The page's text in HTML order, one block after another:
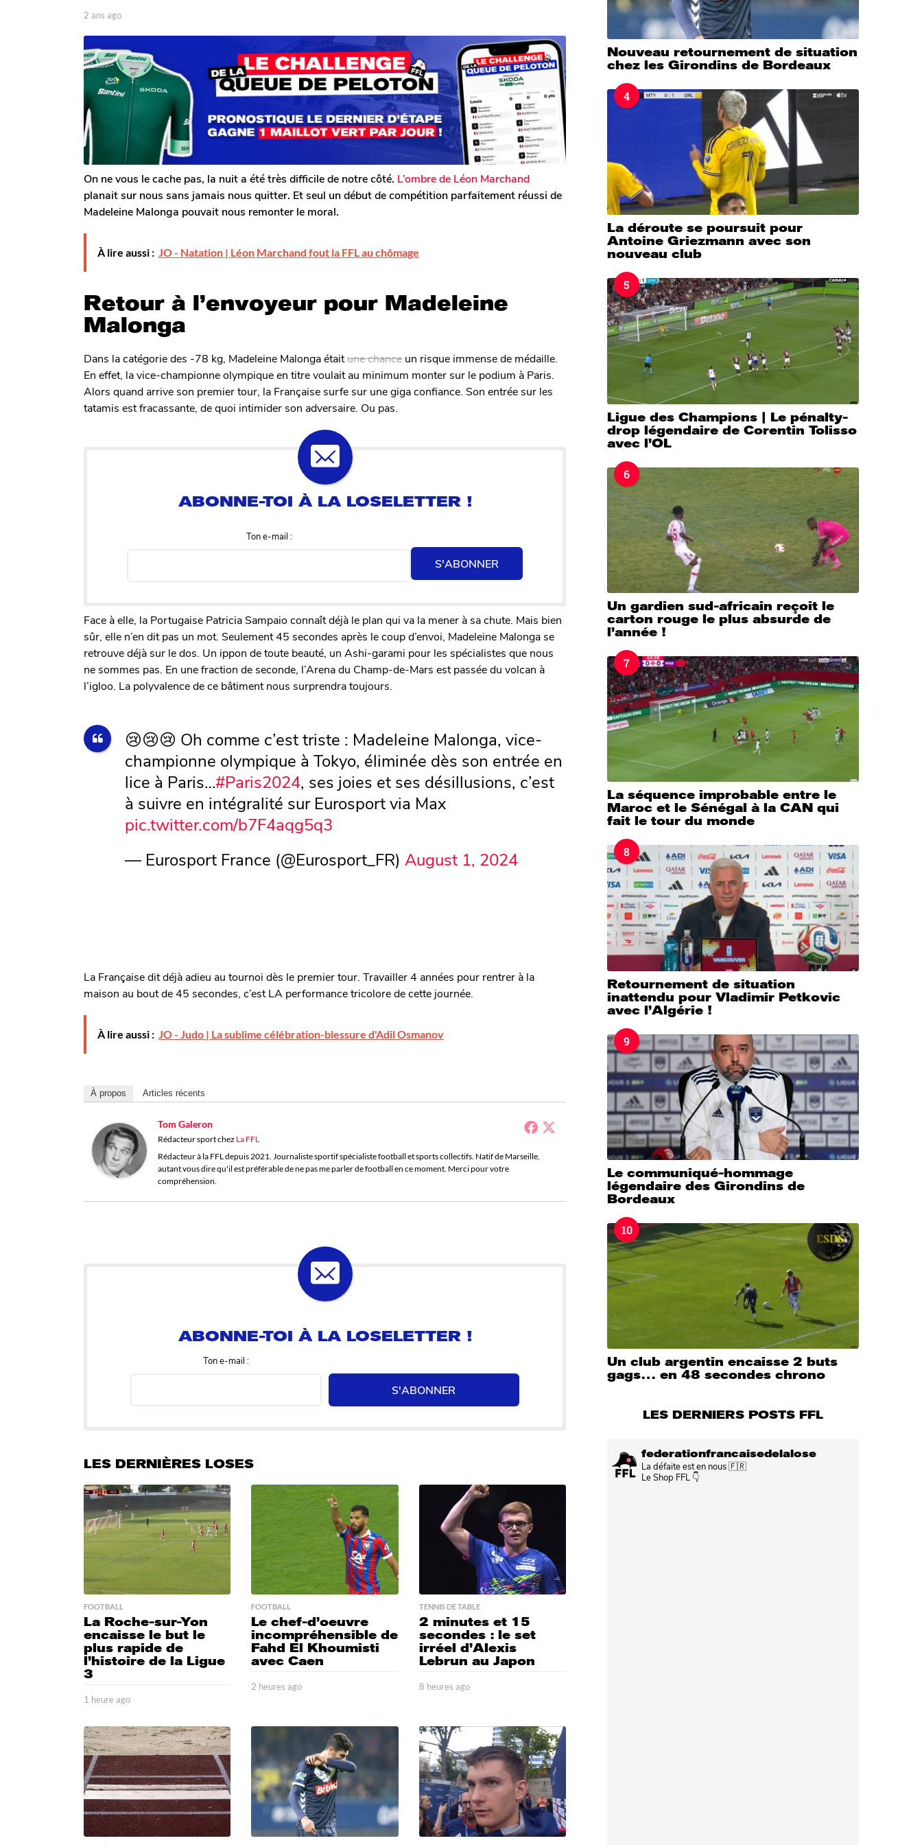
2
n
s
a
g
o
p
r
T
o
m
G
a
l
e
r
o
n
2 ans ago
s
a
o
On ne vous le cache pas, la nuit a été très difficile de notre côté. L’ombre de Léon Marchand
planait sur nous sans jamais nous quitter. Et seul un début de compétition parfaitement réussi de
Madeleine Malonga pouvait nous remonter le moral.
À lire aussi : JO - Natation | Léon Marchand fout la FFL au chômage
Retour à l’envoyeur pour Madeleine
Malonga
Dans la catégorie des -78 kg, Madeleine Malonga étaitune chance un risque immense de médaille.
En effet, la vice-championne olympique en titre voulait au minimum monter sur le podium à Paris.
Alors quand arrive son premier tour, la Française surfe sur une giga confiance. Son entrée sur les
tatamis est fracassante, de quoi intimider son adversaire. Ou pas.
Ton e-mail :
S'ABONNER
Face à elle, la Portugaise Patricia Sampaio connaît déjà le plan qui va la mener à sa chute. Mais bien
sûr, elle n’en dit pas un mot. Seulement 45 secondes après le coup d’envoi, Madeleine Malonga se
retrouve déjà sur le dos. Un ippon de toute beauté, un Ashi-garami pour les spécialistes que nous
ne sommes pas. En une fraction de seconde, l’Arena du Champ-de-Mars est passée du volcan à
l’igloo. La polyvalence de ce bâtiment nous surprendra toujours.
😢😢😢 Oh comme c’est triste : Madeleine Malonga, vice-
championne olympique à Tokyo, éliminée dès son entrée en
lice à Paris…#Paris2024, ses joies et ses désillusions, c’est
à suivre en intégralité sur Eurosport via Max
pic.twitter.com/b7F4aqg5q3
— Eurosport France (@Eurosport_FR) August 1, 2024
La Française dit déjà adieu au tournoi dès le premier tour. Travailler 4 années pour rentrer à la
maison au bout de 45 secondes, c’est LA performance tricolore de cette journée.
À lire aussi : JO - Judo | La sublime célébration-blessure d'Adil Osmanov
À propos Articles récents
Tom Galeron
Rédacteur sportchez La FFL
Rédacteur à la FFL depuis 2021. Journaliste sportif spécialiste football et sports collectifs. Natif de Marseille,
autant vous dire qu'il est préférable de ne pas me parler de football en ce moment. Merci pour votre
compréhension.
Ton e-mail :
S'ABONNER
LES DERNIÈRES LOSES
FOOTBALL
La Roche-sur-Yon
encaisse le but le
plus rapide de
l’histoire de la Ligue
3
1 heure ago
m
i
n
u
t
e
s
a
g
FOOTBALL
Le chef-d’oeuvre
incompréhensible de
Fahd El Khoumisti
avec Caen
2 heures ago
u
s
a
g
o
TENNIS DE TABLE
2 minutes et 15
secondes : le set
irréel d’Alexis
Lebrun au Japon
8 heures ago8
u
e
s
a
g
o
Nouveau retournement de situation
chez les Girondins de Bordeaux
4
La déroute se poursuit pour
Antoine Griezmann avec son
nouveau club
5
Ligue des Champions | Le pénalty-
drop légendaire de Corentin Tolisso
avec l’OL
6
Un gardien sud-africain reçoit le
carton rouge le plus absurde de
l’année !
7
La séquence improbable entre le
Maroc et le Sénégal à la CAN qui
fait le tour du monde
8
Retournement de situation
inattendu pour Vladimir Petkovic
avec l’Algérie !
9
Le communiqué-hommage
légendaire des Girondins de
Bordeaux
10
Un club argentin encaisse 2 buts
gags… en 48 secondes chrono
LES DERNIERS POSTS FFL
federationfrancaisedelalose
La défaite est en nous 🇫🇷
Le Shop FFL 👇